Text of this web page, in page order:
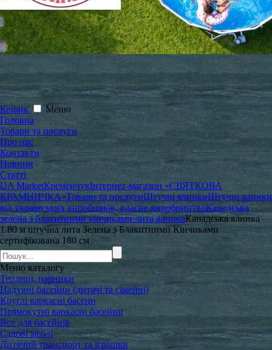
Кошик
Меню
Головна
Товари та послуги
Про нас
Контакти
Новини
Статті
UA MarketКременчукІнтернет-магазин «СВЯТКОВА
КРАМНИЧКА»Товари та послугиШтучні ялинкиШтучні ялинки
від українських виробників, власне виробництвоКанадська
зелена з блакитними кінчиками лита ялинкаКанадська ялинка
1.80 м штучна лита Зелена з Блакитними Кінчиками
сертифікована 180 см
Меню каталогу
Теплиці, парники
Надувні басейни (дитячі та сімейні)
Круглі каркасні басени
Прямокутні каркасні басейни
Все для басейнів
Садові меблі
Дитячий транспорт та іграшки